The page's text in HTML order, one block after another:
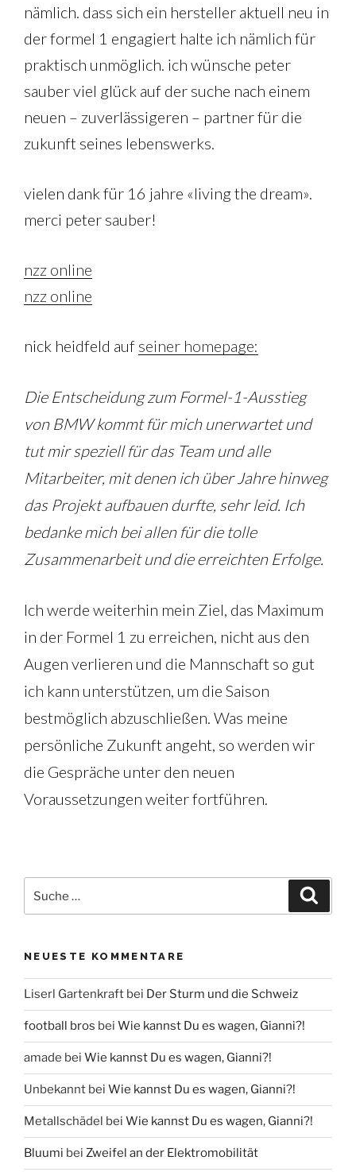
nämlich. dass sich ein hersteller aktuell neu in
der formel 1 engagiert halte ich nämlich für
praktisch unmöglich. ich wünsche peter
sauber viel glück auf der suche nach einem
neuen – zuverlässigeren – partner für die
zukunft seines lebenswerks.
vielen dank für 16 jahre «living the dream».
merci peter sauber!
nzz online
nzz online
nick heidfeld auf seiner homepage:
Die Entscheidung zum Formel-1-Ausstieg
von BMW kommt für mich unerwartet und
tut mir speziell für das Team und alle
Mitarbeiter, mit denen ich über Jahre hinweg
das Projekt aufbauen durfte, sehr leid. Ich
bedanke mich bei allen für die tolle
Zusammenarbeit und die erreichten Erfolge.
Ich werde weiterhin mein Ziel, das Maximum
in der Formel 1 zu erreichen, nicht aus den
Augen verlieren und die Mannschaft so gut
ich kann unterstützen, um die Saison
bestmöglich abzuschließen. Was meine
persönliche Zukunft angeht, so werden wir
die Gespräche unter den neuen
Voraussetzungen weiter fortführen.
nach:
NEUESTE KOMMENTARE
Liserl Gartenkraft bei Der Sturm und die Schweiz
football bros bei Wie kannst Du es wagen, Gianni?!
amade bei Wie kannst Du es wagen, Gianni?!
Unbekannt bei Wie kannst Du es wagen, Gianni?!
Metallschädel bei Wie kannst Du es wagen, Gianni?!
Bluumi bei Zweifel an der Elektromobilität